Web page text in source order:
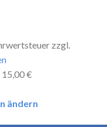
zzgl.
€
ändern